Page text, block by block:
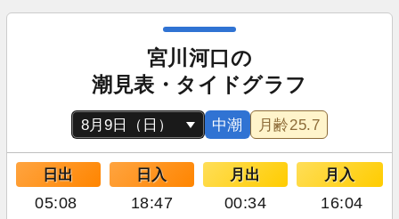
宮川河口の
潮見表・タイドグラフ
中潮 月齢25.7
日出 日入 月出 月入
05:08 18:47 00:34 16:04